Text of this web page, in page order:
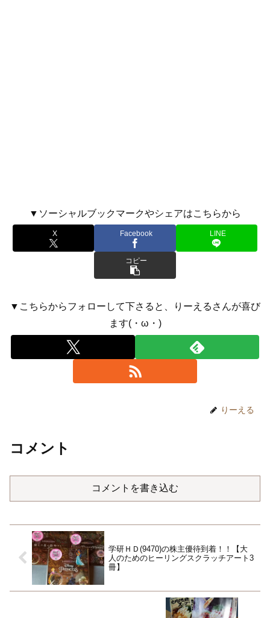
▼ソーシャルブックマークやシェアはこちらから
X Facebook LINE
コピー
▼こちらからフォローして下さると、りーえるさんが喜び
ます(・ω・)
りーえる
コメント
コメントを書き込む
学研ＨＤ(9470)の株主優待到着！！【大
人のためのヒーリングスクラッチアート3
冊】